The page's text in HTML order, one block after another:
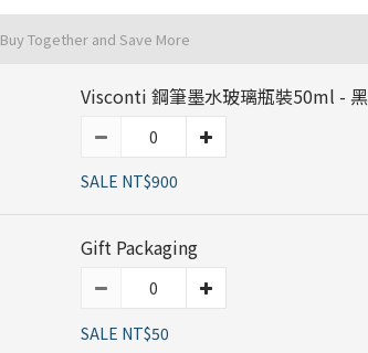
Buy Together and Save More
Visconti 鋼筆墨水玻璃瓶裝50ml - 黑
SALE NT$900
Gift Packaging
SALE NT$50